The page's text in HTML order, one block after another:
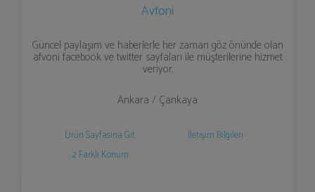
Avfoni
Güncel paylaşım ve haberlerle her zaman göz önünde olan
afvoni facebook ve twitter sayfaları ile müşterilerine hizmet
veriyor.
Ankara / Çankaya
Ürün Sayfasına Git
İletişim Bilgileri
2 Farklı Konum